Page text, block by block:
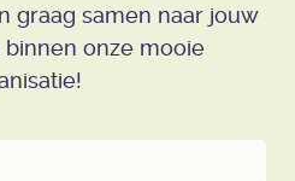
graag samen naar jouw
onze mooie